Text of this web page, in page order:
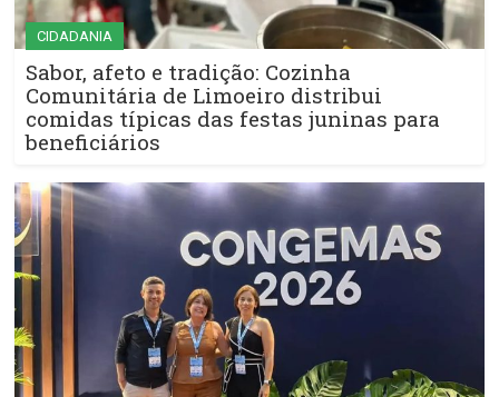
CIDADANIA
Sabor, afeto e tradição: Cozinha
Comunitária de Limoeiro distribui
comidas típicas das festas juninas para
beneficiários